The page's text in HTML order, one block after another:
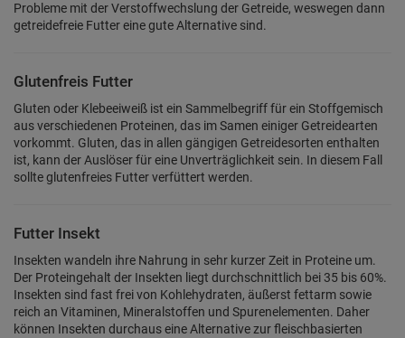
Probleme mit der Verstoffwechslung der Getreide, weswegen dann
getreidefreie Futter eine gute Alternative sind.
Glutenfreis Futter
Gluten oder Klebeeiweiß ist ein Sammelbegriff für ein Stoffgemisch
aus verschiedenen Proteinen, das im Samen einiger Getreidearten
vorkommt. Gluten, das in allen gängigen Getreidesorten enthalten
ist, kann der Auslöser für eine Unverträglichkeit sein. In diesem Fall
sollte glutenfreies Futter verfüttert werden.
Futter Insekt
Insekten wandeln ihre Nahrung in sehr kurzer Zeit in Proteine um.
Der Proteingehalt der Insekten liegt durchschnittlich bei 35 bis 60%.
Insekten sind fast frei von Kohlehydraten, äußerst fettarm sowie
reich an Vitaminen, Mineralstoffen und Spurenelementen. Daher
können Insekten durchaus eine Alternative zur fleischbasierten